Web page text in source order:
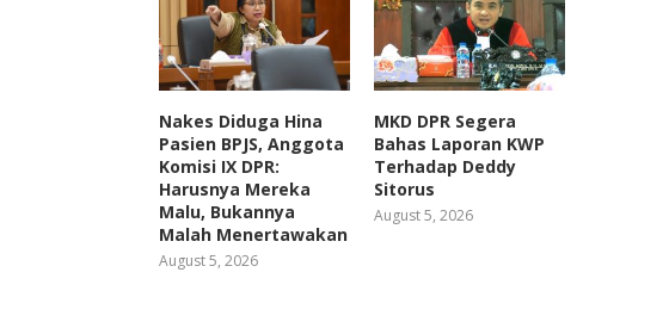
Nakes Diduga Hina
Pasien BPJS, Anggota
Komisi IX DPR:
Harusnya Mereka
Malu, Bukannya
Malah Menertawakan
August 5, 2026
MKD DPR Segera
Bahas Laporan KWP
Terhadap Deddy
Sitorus
August 5, 2026